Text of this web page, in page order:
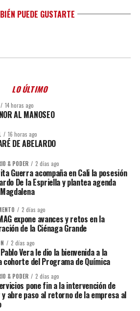
PUEDE GUSTARTE
LO ÚLTIMO
14 horas ago
AL MANOSEO
16 horas ago
DE ABELARDO
& PODER 2 días ago
Guerra acompaña en Cali la posesión
De la Espriella y plantea agenda
2 días ago
expone avances y retos en la
de la Ciénaga Grande
2 días ago
Vera le dio la bienvenida a la
cohorte del Programa de Química
& PODER 2 días ago
pone fin a la intervención de
y abre paso al retorno de la empresa al